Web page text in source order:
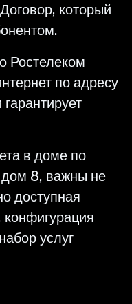
который
Ростелеком
по адресу
в доме по
дом 8, важны не
доступная
услуг